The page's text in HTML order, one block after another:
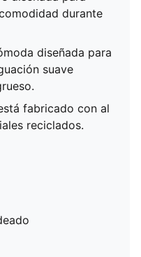
durante
diseñada para
suave
fabricado con al
reciclados.